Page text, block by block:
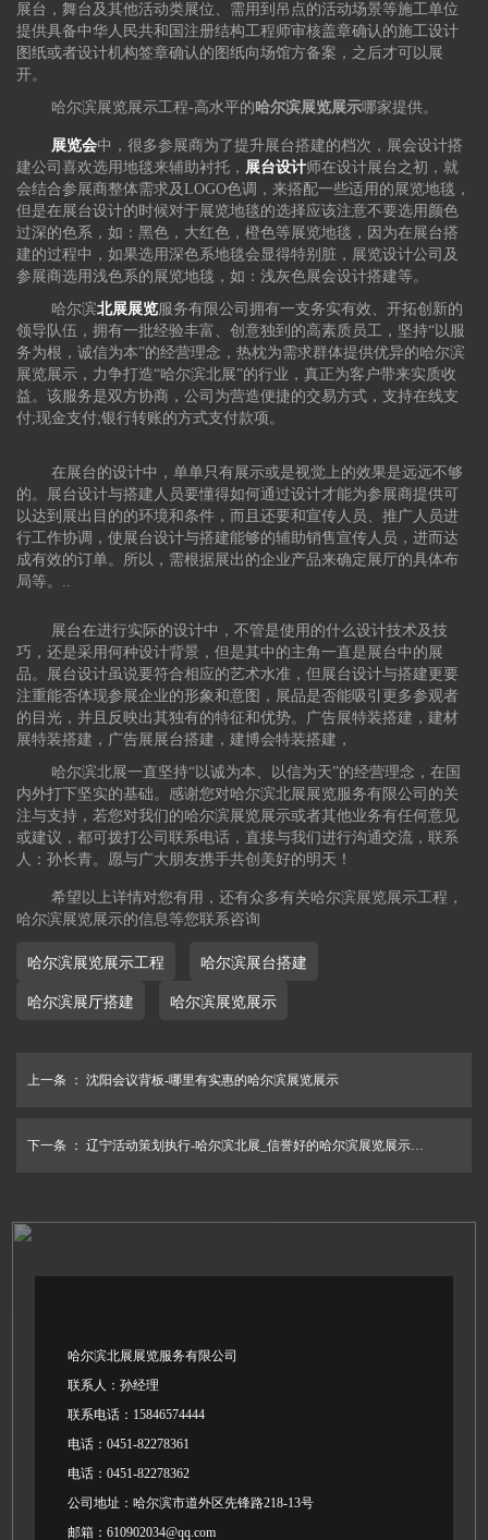
展台，舞台及其他活动类展位、需用到吊点的活动场景等施工单位
提供具备中华人民共和国注册结构工程师审核盖章确认的施工设计
图纸或者设计机构签章确认的图纸向场馆方备案，之后才可以展
开。
哈尔滨展览展示工程-高水平的 哈尔滨展览展示哪家提供。
展览会中，很多参展商为了提升展台搭建的档次，展会设计搭
建公司喜欢选用地毯来辅助衬托， 展台设计师在设计展台之初，就
会结合参展商整体需求及LOGO色调，来搭配一些适用的展览地毯，
但是在展台设计的时候对于展览地毯的选择应该注意不要选用颜色
过深的色系，如：黑色，大红色，橙色等展览地毯，因为在展台搭
建的过程中，如果选用深色系地毯会显得特别脏，展览设计公司及
参展商选用浅色系的展览地毯，如：浅灰色展会设计搭建等。
哈尔滨北展展览 服务有限公司拥有一支务实有效、开拓创新的
领导队伍，拥有一批经验丰富、创意独到的高素质员工，坚持“以服
务为根，诚信为本”的经营理念，热枕为需求群体提供优异的哈尔滨
展览展示，力争打造“哈尔滨北展”的行业，真正为客户带来实质收
益。该服务是双方协商，公司为营造便捷的交易方式，支持在线支
付;现金支付;银行转账的方式支付款项。
在展台的设计中，单单只有展示或是视觉上的效果是远远不够
的。展台设计与搭建人员要懂得如何通过设计才能为参展商提供可
以达到展出目的的环境和条件，而且还要和宣传人员、推广人员进
行工作协调，使展台设计与搭建能够的辅助销售宣传人员，进而达
成有效的订单。所以，需根据展出的企业产品来确定展厅的具体布
局等。..
展台在进行实际的设计中，不管是使用的什么设计技术及技
巧，还是采用何种设计背景，但是其中的主角一直是展台中的展
品。展台设计虽说要符合相应的艺术水准，但展台设计与搭建更要
注重能否体现参展企业的形象和意图，展品是否能吸引更多参观者
的目光，并且反映出其独有的特征和优势。广告展特装搭建，建材
展特装搭建，广告展展台搭建，建博会特装搭建，
哈尔滨北展一直坚持“以诚为本、以信为天”的经营理念，在国
内外打下坚实的基础。感谢您对哈尔滨北展展览服务有限公司的关
注与支持，若您对我们的哈尔滨展览展示或者其他业务有任何意见
或建议，都可拨打公司联系电话，直接与我们进行沟通交流，联系
人：孙长青。愿与广大朋友携手共创美好的明天！
希望以上详情对您有用，还有众多有关哈尔滨展览展示工程，
哈尔滨展览展示的信息等您联系咨询
哈尔滨展览展示工程
哈尔滨展台搭建
哈尔滨展厅搭建
哈尔滨展览展示
上一条 ： 沈阳会议背板-哪里有实惠的哈尔滨展览展示
下一条 ： 辽宁活动策划执行-哈尔滨北展_信誉好的哈尔滨展览展示公司
哈尔滨北展展览服务有限公司
联系人：孙经理
联系电话：15846574444
电话：0451-82278361
电话：0451-82278362
公司地址：哈尔滨市道外区先锋路218-13号
邮箱：610902034@qq.com